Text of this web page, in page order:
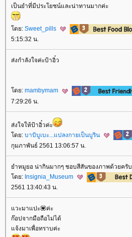
เป็นยำที่มีประโยชน์และน่าทานมากค่ะ
ดย: Sweet_pills
5:15:32 น.
ส่งกำลังใจค่ะป้าอิ๋ว
ดย: mambymam
7:29:26 น.
ส่งใจให้ป้าอิ๋วค่ะ
ดย: บาบิบูเบะ...แปลงกายเป็นบูริน
กุมภาพันธ์ 2561 13:06:57 น.
ำหมูยอ น่ากินมากๆ ชอบสีสันของภาพด้วยครับ
ดย: Insignia_Museum
2561 13:40:43 น.
วะมาแปะ💟ค่ะ
ก๊อปจากมือถือไม่ได้
จ้งมาเพื่อทราบค่ะ